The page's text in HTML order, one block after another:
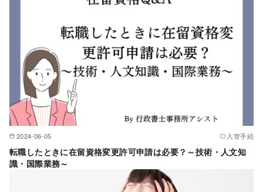
2024-06-05 入管手続
転職したときに在留資格変更許可申請は必要？～技術・人文知
識・国際業務～